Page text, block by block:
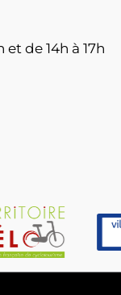
de 14h à 17h